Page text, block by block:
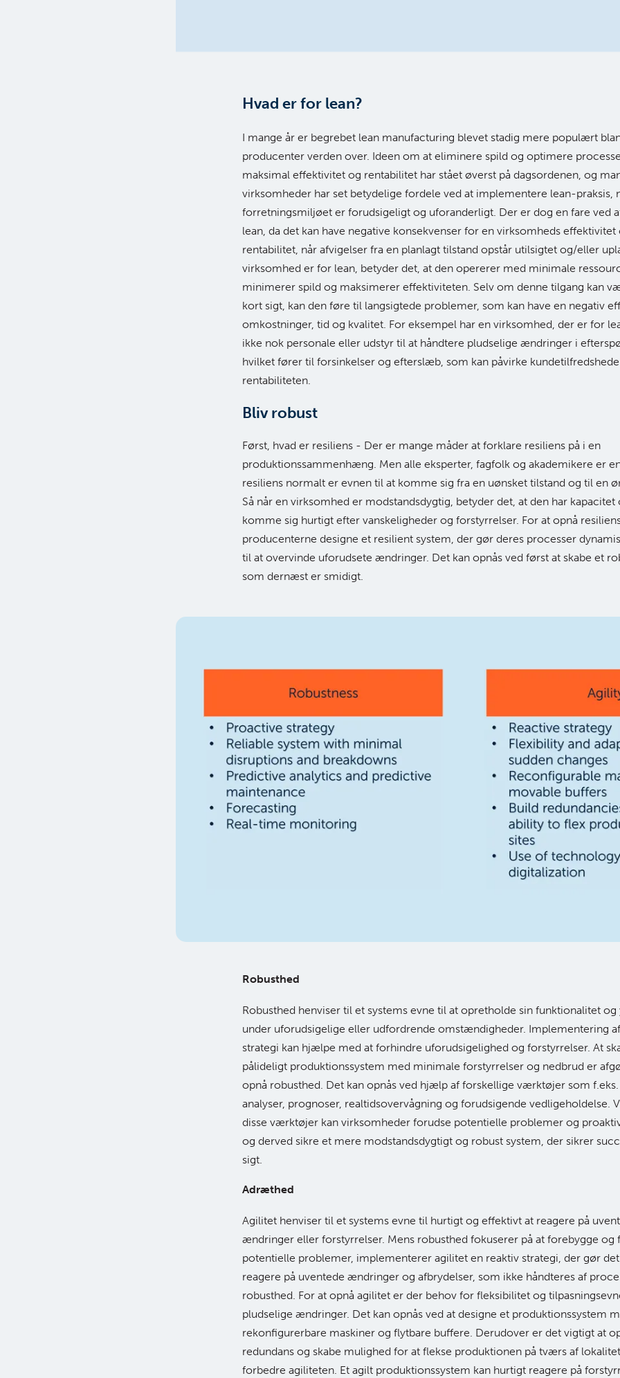
Hvad er for lean?
I mange år er begrebet lean manufacturing blevet stadig mere populært
producenter verden over. Ideen om at eliminere spild og optimere
maksimal effektivitet og rentabilitet har stået øverst på dagsordenen, og
virksomheder har set betydelige fordele ved at implementere lean-praksis,
forretningsmiljøet er forudsigeligt og uforanderligt. Der er dog en fare ved
lean, da det kan have negative konsekvenser for en virksomheds effektivitet
rentabilitet, når afvigelser fra en planlagt tilstand opstår utilsigtet og/eller
virksomhed er for lean, betyder det, at den opererer med minimale
minimerer spild og maksimerer effektiviteten. Selv om denne tilgang kan
kort sigt, kan den føre til langsigtede problemer, som kan have en negativ
omkostninger, tid og kvalitet. For eksempel har en virksomhed, der er for
ikke nok personale eller udstyr til at håndtere pludselige ændringer i
hvilket fører til forsinkelser og efterslæb, som kan påvirke
rentabiliteten.
Bliv robust
Først, hvad er resiliens - Der er mange måder at forklare resiliens på i en
produktionssammenhæng. Men alle eksperter, fagfolk og akademikere er
resiliens normalt er evnen til at komme sig fra en uønsket tilstand og til en
Så når en virksomhed er modstandsdygtig, betyder det, at den har kapacitet
komme sig hurtigt efter vanskeligheder og forstyrrelser. For at opnå
producenterne designe et resilient system, der gør deres processer
til at overvinde uforudsete ændringer. Det kan opnås ved først at skabe et
som dernæst er smidigt.
Robusthed
Robusthed henviser til et systems evne til at opretholde sin funktionalitet og
under uforudsigelige eller udfordrende omstændigheder. Implementering
strategi kan hjælpe med at forhindre uforudsigelighed og forstyrrelser. At
pålideligt produktionssystem med minimale forstyrrelser og nedbrud er
opnå robusthed. Det kan opnås ved hjælp af forskellige værktøjer som
analyser, prognoser, realtidsovervågning og forudsigende vedligeholdelse.
disse værktøjer kan virksomheder forudse potentielle problemer og
og derved sikre et mere modstandsdygtigt og robust system, der sikrer
sigt.
Adræthed
Agilitet henviser til et systems evne til hurtigt og effektivt at reagere på
ændringer eller forstyrrelser. Mens robusthed fokuserer på at forebygge og
potentielle problemer, implementerer agilitet en reaktiv strategi, der gør
reagere på uventede ændringer og afbrydelser, som ikke håndteres af
robusthed. For at opnå agilitet er der behov for fleksibilitet og
pludselige ændringer. Det kan opnås ved at designe et produktionssystem
rekonfigurerbare maskiner og flytbare buffere. Derudover er det vigtigt at
redundans og skabe mulighed for at flekse produktionen på tværs af
forbedre agiliteten. Et agilt produktionssystem kan hurtigt reagere på